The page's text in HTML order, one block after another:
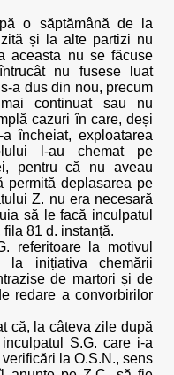
o săptămână de la
și la alte partizi nu
aceasta nu se făcuse
nu fusese luat
a dus din nou, precum
continuat sau nu
cazuri în care, deși
încheiat, exploatarea
l-au chemat pe
pentru că nu aveau
permită deplasarea pe
Z. nu era necesară
să le facă inculpatul
81 d. instanță.
referitoare la motivul
inițiativa chemării
de martori și de
redare a convorbirilor
că, la câteva zile după
S.G. care i-a
la O.S.N., sens